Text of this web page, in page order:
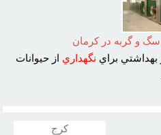
سگ و گربه در کرمان
براي نگهداري از حيوانات
کرج